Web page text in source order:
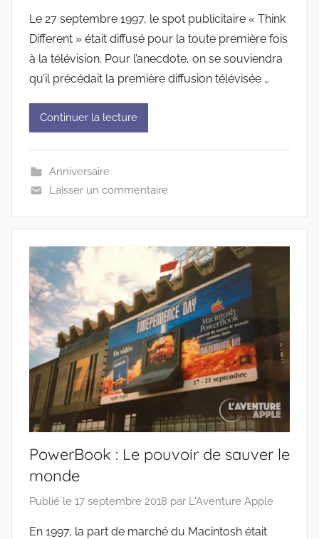
Le 27 septembre 1997, le spot publicitaire « Think
Different » était diffusé pour la toute première fois
à la télévision. Pour l’anecdote, on se souviendra
qu’il précédait la première diffusion télévisée …
Continuer la lecture
Anniversaire
Laisser un commentaire
PowerBook : Le pouvoir de sauver le
monde
Publié le 17 septembre 2018 par L'Aventure Apple
En 1997, la part de marché du Macintosh était